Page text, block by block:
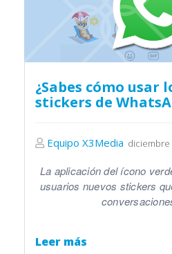
¿Sabes cómo usar
stickers de
Equipo X3Media diciembre
La aplicación del ícono
usuarios nuevos stickers
Leer más